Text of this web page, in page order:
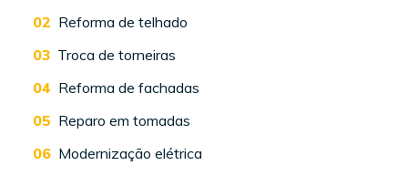
Reforma de telhado
Troca de torneiras
Reforma de fachadas
Reparo em tomadas
Modernização elétrica